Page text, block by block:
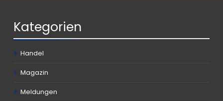
Kategorien
Handel
Magazin
Meldungen